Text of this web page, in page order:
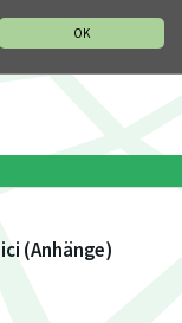
OK
(Anhänge)